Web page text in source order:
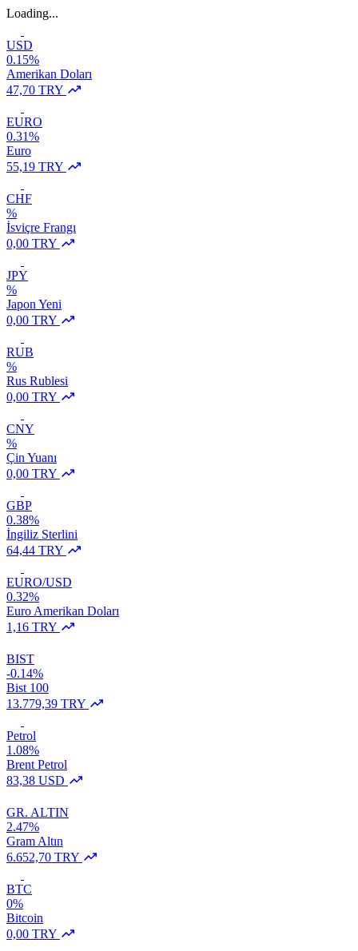
Loading...
USD
0.15%
Amerikan Doları
47,70 TRY
EURO
0.31%
Euro
55,19 TRY
CHF
%
İsviçre Frangı
0,00 TRY
JPY
%
Japon Yeni
0,00 TRY
RUB
%
Rus Rublesi
0,00 TRY
CNY
%
Çin Yuanı
0,00 TRY
GBP
0.38%
İngiliz Sterlini
64,44 TRY
EURO/USD
0.32%
Euro Amerikan Doları
1,16 TRY
BIST
-0.14%
Bist 100
13.779,39 TRY
Petrol
1.08%
Brent Petrol
83,38 USD
GR. ALTIN
2.47%
Gram Altın
6.652,70 TRY
BTC
0%
Bitcoin
0,00 TRY